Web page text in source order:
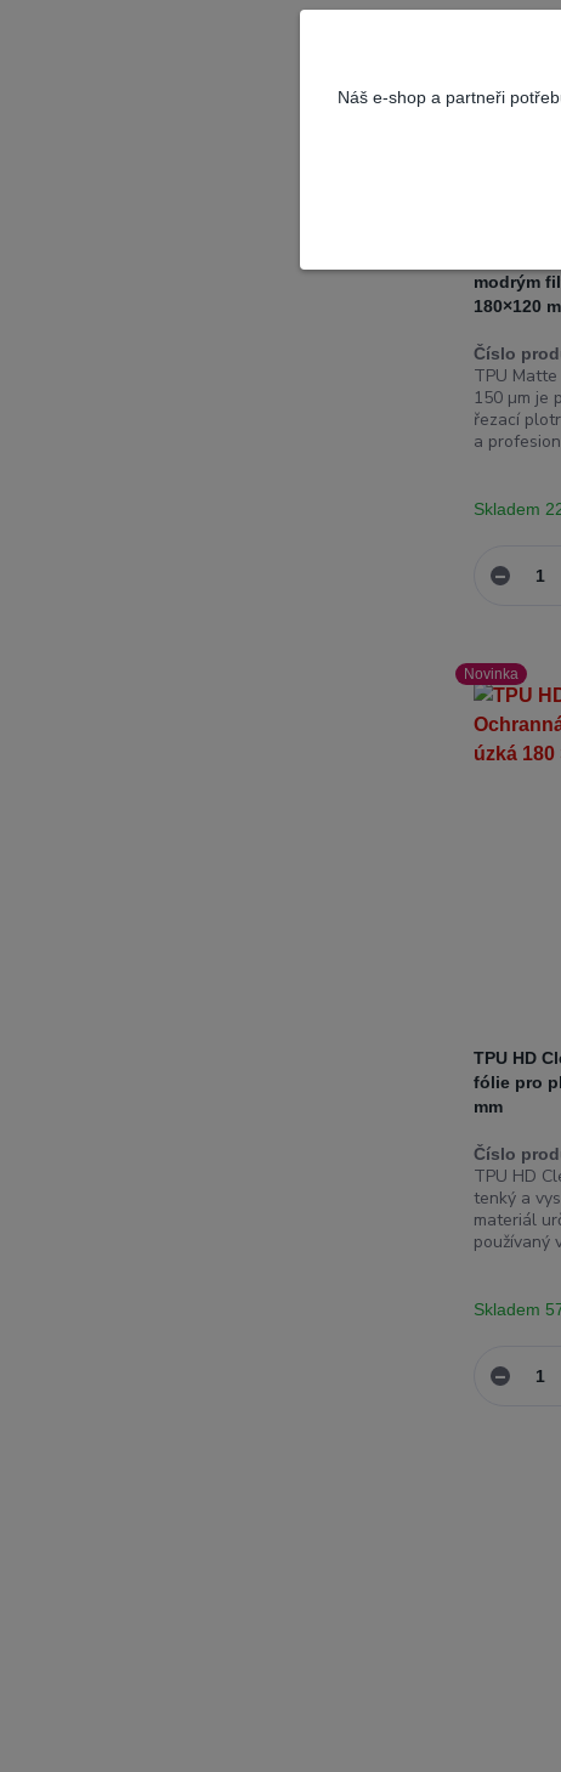
modrým
180×120
Číslo
TPU
150 µm je
řezací
a
Skladem
Novinka
TPU HD
fólie pro
mm
Číslo
TPU HD
tenký a
materiál
používaný
Skladem
Náš e-shop a partneři